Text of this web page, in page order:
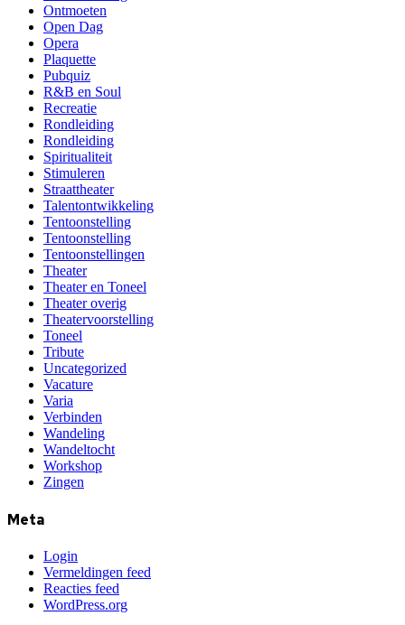
Ontmoeten
Open Dag
Opera
Plaquette
Pubquiz
R&B en Soul
Recreatie
Rondleiding
Rondleiding
Spiritualiteit
Stimuleren
Straattheater
Talentontwikkeling
Tentoonstelling
Tentoonstelling
Tentoonstellingen
Theater
Theater en Toneel
Theater overig
Theatervoorstelling
Toneel
Tribute
Uncategorized
Vacature
Varia
Verbinden
Wandeling
Wandeltocht
Workshop
Zingen
Meta
Login
Vermeldingen feed
Reacties feed
WordPress.org